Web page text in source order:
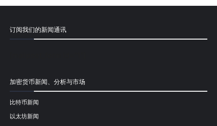
订阅我们的新闻通讯
加密货币新闻、分析与市场
比特币新闻
以太坊新闻